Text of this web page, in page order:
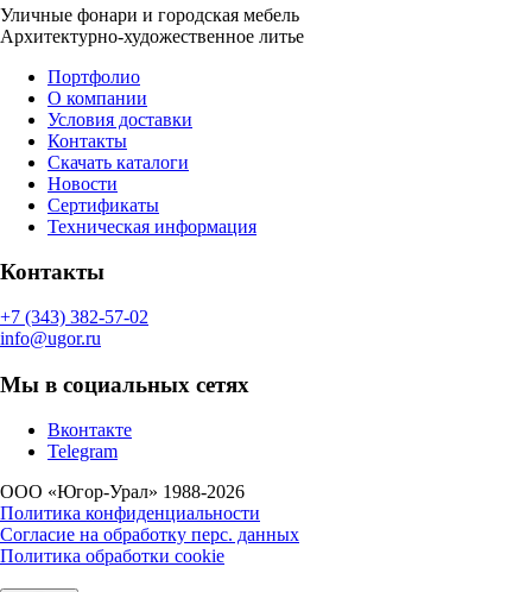
Уличные фонари и городская мебель
Архитектурно-художественное литье
Портфолио
О компании
Условия доставки
Контакты
Скачать каталоги
Новости
Сертификаты
Техническая информация
Контакты
+7 (343) 382-57-02
info@ugor.ru
Мы в социальных сетях
Вконтакте
Telegram
ООО «Югор-Урал» 1988-2026
Политика конфиденциальности
Согласие на обработку перс. данных
Политика обработки cookie